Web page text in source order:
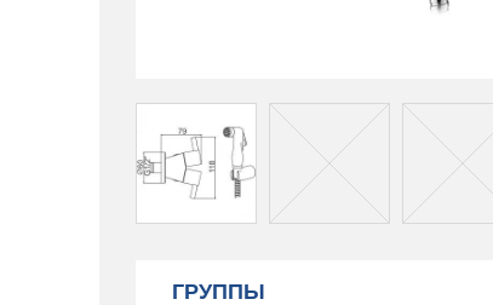
ГРУППЫ